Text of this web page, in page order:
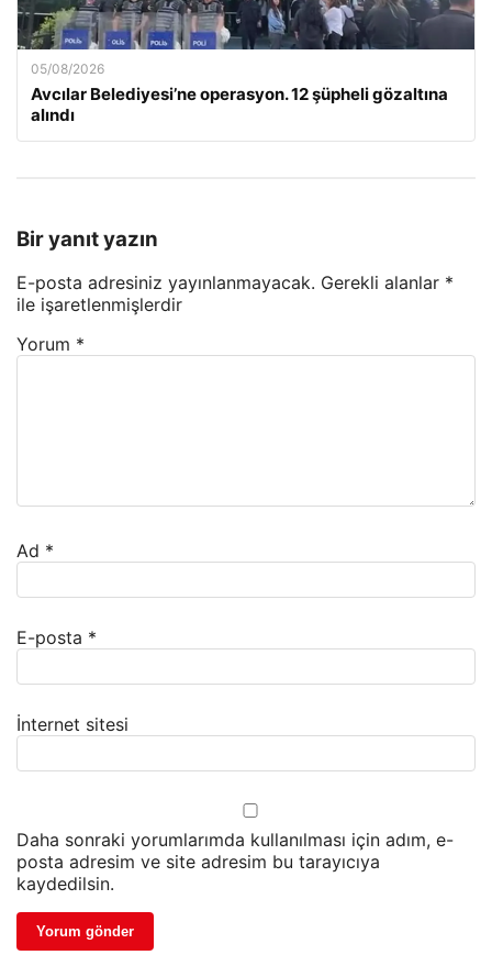
05/08/2026
Avcılar Belediyesi’ne operasyon. 12 şüpheli gözaltına
alındı
Bir yanıt yazın
E-posta adresiniz yayınlanmayacak. Gerekli alanlar *
ile işaretlenmişlerdir
Yorum *
Ad *
E-posta *
İnternet sitesi
Daha sonraki yorumlarımda kullanılması için adım, e-
posta adresim ve site adresim bu tarayıcıya
kaydedilsin.